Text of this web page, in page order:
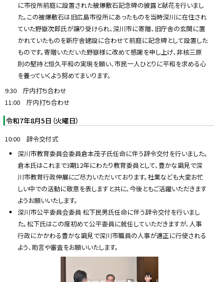
に市役所前庭に設置された被爆敷石記念碑の披露と献花を行いまし
た。この被爆敷石は旧広島市役所にあったものを当時深川に在住され
ていた野嶽次郎氏が譲り受けられ、深川市に寄贈、旧庁舎の玄関に置
かれていたものを新庁舎建設に合わせて前庭に記念碑として設置した
ものです。寄贈いただいた野嶽様に改めて感謝を申し上げ、非核三原
則の堅持と恒久平和の実現を願い、市民一人ひとりに平和を求める心
を養っていくよう努めてまいります。
9:30 庁内打ち合わせ
11:00 庁内打ち合わせ
令和7年8月5日（火曜日）
10:00 辞令交付式
深川市教育委員会委員倉本茂子氏任命に伴う辞令交付を行いました。
倉本氏はこれまで3期12年にわたり教育委員として、豊かな識見で深
川市教育行政伸展にご尽力いただいております。社業なども大変お忙
しい中での活動に敬意を表しますと共に、今後ともご活躍いただきます
ようお願いいたします。
深川市公平委員会委員 松下民男氏任命に伴う辞令交付を行いまし
た。松下氏はこの度初めて公平委員に就任していただきますが、人事
行政にかかわる豊かな識見で深川市職員の人事が適正に行使される
よう、助言や審査をお願いいたします。